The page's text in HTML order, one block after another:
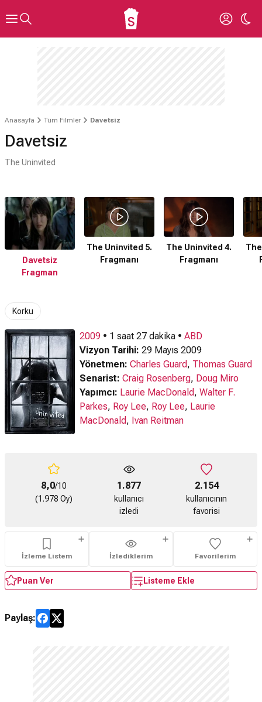
Anasayfa Tüm Filmler Davetsiz
Davetsiz
The Uninvited
Davetsiz
Fragman
The Uninvited 5.
Fragmanı
The Uninvited 4.
Fragmanı
Korku
2009 • 1 saat 27 dakika • ABD
Vizyon Tarihi: 29 Mayıs 2009
Yönetmen: Charles Guard, Thomas Guard
Senarist: Craig Rosenberg, Doug Miro
Yapımcı: Laurie MacDonald, Walter F.
Parkes, Roy Lee, Roy Lee, Laurie
MacDonald, Ivan Reitman
8,0/10
(1.978 Oy)
1.877
kullanıcı
izledi
2.154
kullanıcının
favorisi
İzleme Listem İzlediklerim Favorilerim
Puan Ver Listeme Ekle
Paylaş: